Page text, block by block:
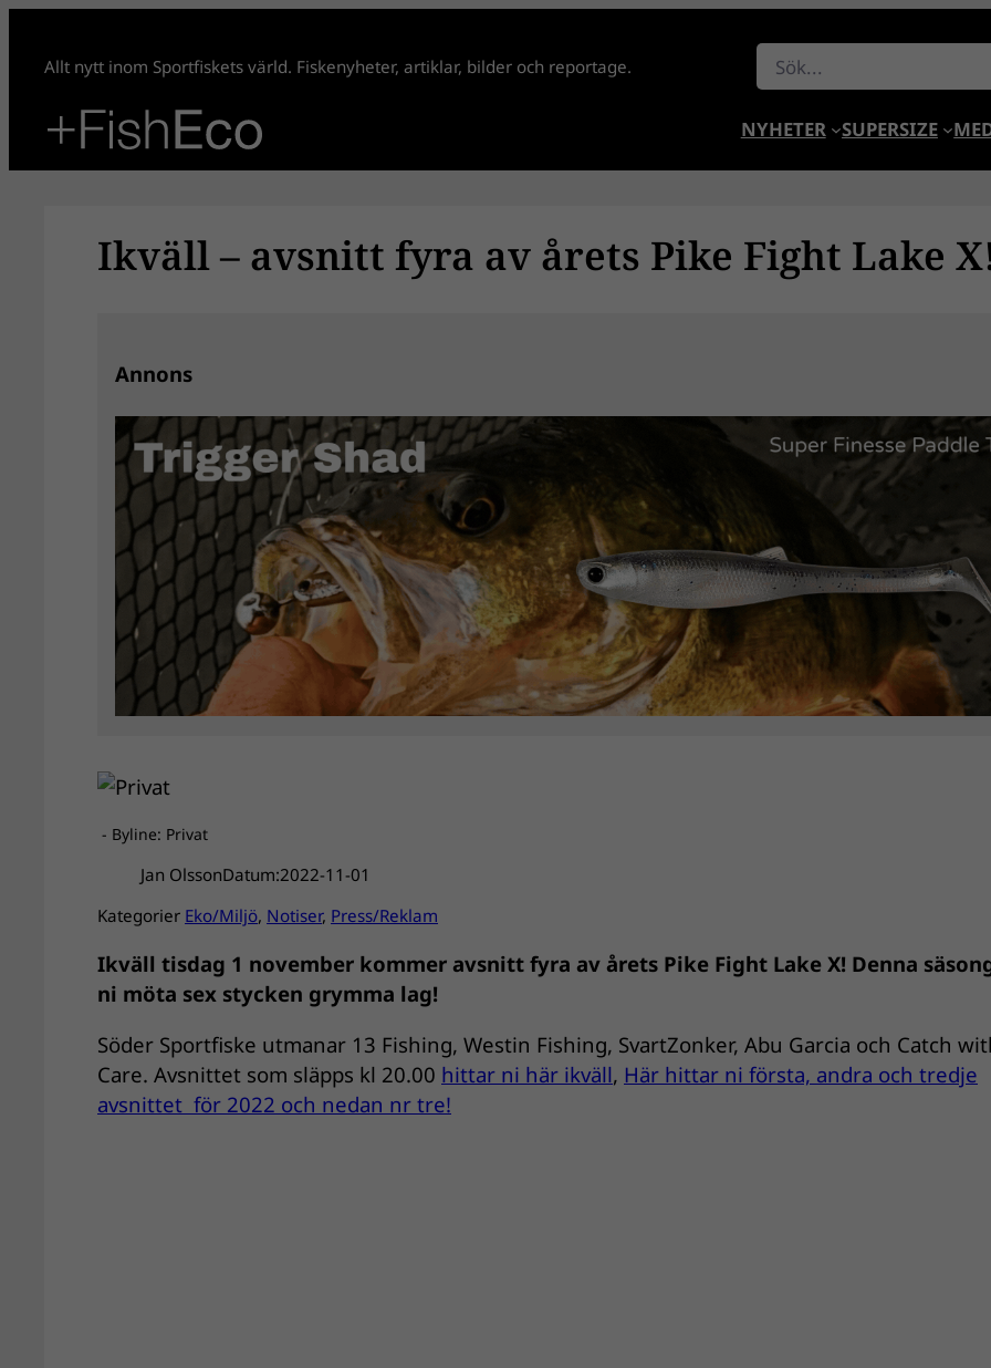
innehåll
Allt nytt inom Sportfiskets värld. Fiskenyheter, artiklar, bilder och reportage. Sök
NYHETER SUPERSIZE
Ikväll – avsnitt fyra av årets Pike Fight Lake
Annons
- Byline: Privat
Jan OlssonDatum:2022-11-01
Kategorier Eko/Miljö, Notiser, Press/Reklam
Ikväll tisdag 1 november kommer avsnitt fyra av årets Pike Fight Lake X! Denna
ni möta sex stycken grymma lag!
Söder Sportfiske utmanar 13 Fishing, Westin Fishing, SvartZonker, Abu Garcia och Catch
Care. Avsnittet som släpps kl 20.00 hittar ni här ikväll, Här hittar ni första, andra och tredje
avsnittet för 2022 och nedan nr tre!